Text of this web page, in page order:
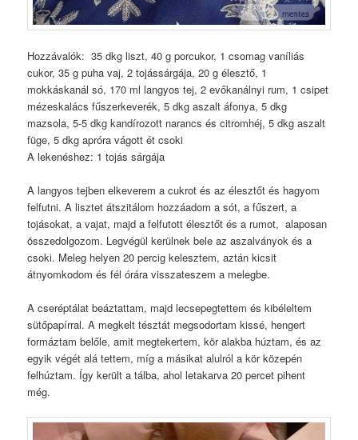
Hozzávalók: 35 dkg liszt, 40 g porcukor, 1 csomag vaníliás
cukor, 35 g puha vaj, 2 tojássárgája, 20 g élesztő, 1
mokkáskanál só, 170 ml langyos tej, 2 evőkanálnyi rum, 1 csipet
mézeskalács fűszerkeverék, 5 dkg aszalt áfonya, 5 dkg
mazsola, 5-5 dkg kandírozott narancs és citromhéj, 5 dkg aszalt
füge, 5 dkg apróra vágott ét csoki
A lekenéshez: 1 tojás sárgája
A langyos tejben elkeverem a cukrot és az élesztőt és hagyom
felfutni. A lisztet átszitálom hozzáadom a sót, a fűszert, a
tojásokat, a vajat, majd a felfutott élesztőt és a rumot, alaposan
összedolgozom. Legvégül kerülnek bele az aszalványok és a
csoki. Meleg helyen 20 percig kelesztem, aztán kicsit
átnyomkodom és fél órára visszateszem a melegbe.
A cseréptálat beáztattam, majd lecsepegtettem és kibéleltem
sütőpapírral. A megkelt tésztát megsodortam kissé, hengert
formáztam belőle, amit megtekertem, kör alakba húztam, és az
egyik végét alá tettem, míg a másikat alulról a kör közepén
felhúztam. Így került a tálba, ahol letakarva 20 percet pihent
még.